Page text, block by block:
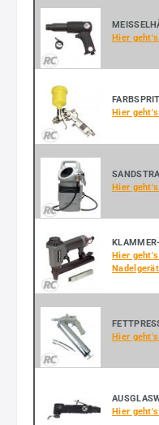
Hier
Hier
Hier
Hier
Hier
Hier